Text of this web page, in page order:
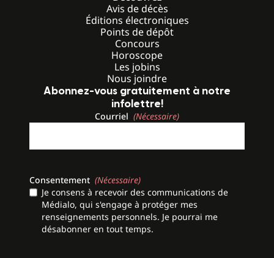
Avis de décès
Éditions électroniques
Points de dépôt
Concours
Horoscope
Les jobins
Nous joindre
Abonnez-vous gratuitement à notre
infolettre!
Courriel (Nécessaire)
Consentement (Nécessaire)
Je consens à recevoir des communications de
Médialo, qui s'engage à protéger mes
renseignements personnels. Je pourrai me
désabonner en tout temps.